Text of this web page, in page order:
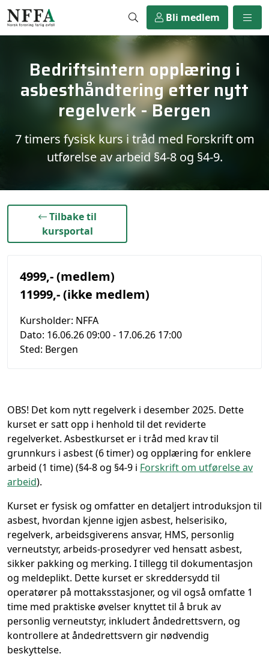
Bli medlem
Bedriftsintern opplæring i
asbesthåndtering etter nytt
regelverk - Bergen
7 timers fysisk kurs i tråd med Forskrift om
utførelse av arbeid §4-8 og §4-9.
Tilbake til
kursportal
OBS! Det kom nytt regelverk i desember 2025. Dette
kurset er satt opp i henhold til det reviderte
regelverket. Asbestkurset er i tråd med krav til
grunnkurs i asbest (6 timer) og opplæring for enklere
arbeid (1 time) (§4-8 og §4-9 i Forskrift om utførelse av
arbeid).
Kurset er fysisk og omfatter en detaljert introduksjon til
asbest, hvordan kjenne igjen asbest, helserisiko,
regelverk, arbeidsgiverens ansvar, HMS, personlig
verneutstyr, arbeids-prosedyrer ved hensatt asbest,
sikker pakking og merking. I tillegg til dokumentasjon
og meldeplikt. Dette kurset er skreddersydd til
operatører på mottaksstasjoner, og vil også omfatte 1
time med praktiske øvelser knyttet til å bruk av
personlig verneutstyr, inkludert åndedrettsvern, og
kontrollere at åndedrettsvern gir nødvendig
beskyttelse.
4999,- (medlem)
11999,- (ikke medlem)
Kursholder: NFFA
Dato: 16.06.26 09:00- 17.06.26 17:00
Sted: Bergen